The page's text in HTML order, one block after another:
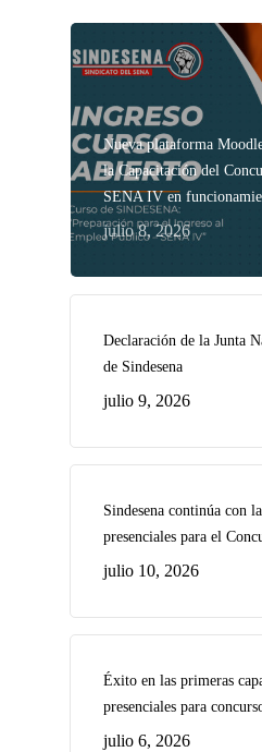
Nueva plataforma
la Capacitación del
SENA IV en
julio 8, 2026
Declaración de la Junta
de Sindesena
julio 9, 2026
Sindesena continúa con
presenciales para el
julio 10, 2026
Éxito en las primeras
presenciales para
julio 6, 2026